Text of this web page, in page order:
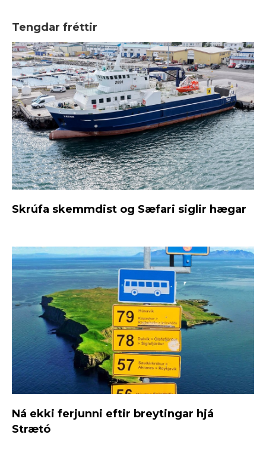
Tengdar fréttir
Skrúfa skemmdist og Sæfari siglir hægar
Ná ekki ferjunni eftir breytingar hjá
Strætó